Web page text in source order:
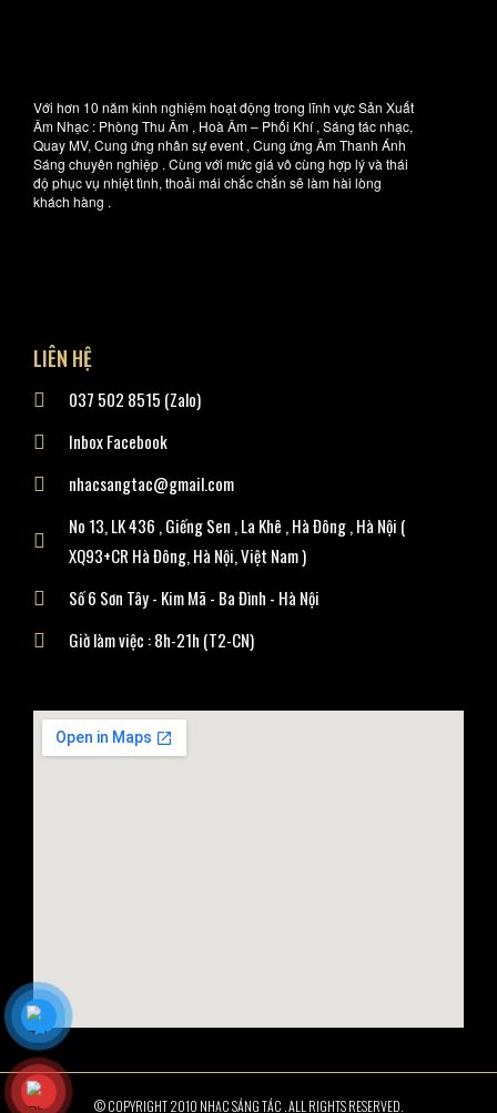
Với hơn 10 năm kinh nghiệm hoạt động trong lĩnh vực Sản Xuất
Âm Nhạc : Phòng Thu Âm , Hoà Âm – Phối Khí , Sáng tác nhạc,
Quay MV, Cung ứng nhân sự event , Cung ứng Âm Thanh Ánh
Sáng chuyên nghiệp . Cùng với mức giá vô cùng hợp lý và thái
độ phục vụ nhiệt tình, thoải mái chắc chắn sẽ làm hài lòng
khách hàng .
LIÊN HỆ
037 502 8515 (Zalo)
Inbox Facebook
nhacsangtac@gmail.com
No 13, LK 436 , Giếng Sen , La Khê , Hà Đông , Hà Nội (
XQ93+CR Hà Đông, Hà Nội, Việt Nam )
Số 6 Sơn Tây - Kim Mã - Ba Đình - Hà Nội
Giờ làm việc : 8h-21h (T2-CN)
© COPYRIGHT 2010 NHẠC SÁNG TÁC . ALL RIGHTS RESERVED.